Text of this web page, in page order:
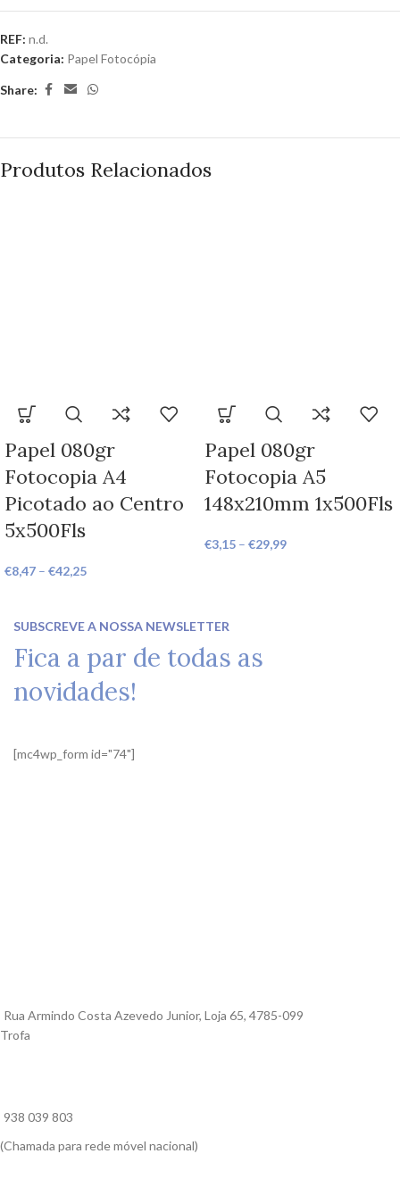
REF: n.d.
Categoria: Papel Fotocópia
Share:
Produtos Relacionados
Papel 080gr
Fotocopia A4
Picotado ao Centro
5x500Fls
€8,47 – €42,25
Papel 080gr
Fotocopia A5
148x210mm 1x500Fls
€3,15 – €29,99
SUBSCREVE A NOSSA NEWSLETTER
Fica a par de todas as
novidades!
[mc4wp_form id="74"]
Rua Armindo Costa Azevedo Junior, Loja 65, 4785-099
Trofa
938 039 803
(Chamada para rede móvel nacional)